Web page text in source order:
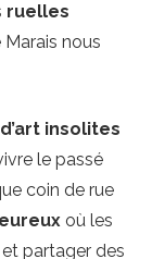
ruelles
Marais nous
insolites
le passé
coin de rue
où les
partager des